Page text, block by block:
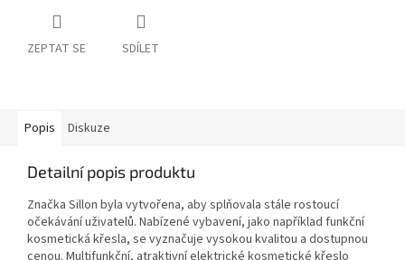
ZEPTAT SE SDÍLET
Popis Diskuze
Detailní popis produktu
Značka Sillon byla vytvořena, aby splňovala stále rostoucí
očekávání uživatelů. Nabízené vybavení, jako například funkční
kosmetická křesla, se vyznačuje vysokou kvalitou a dostupnou